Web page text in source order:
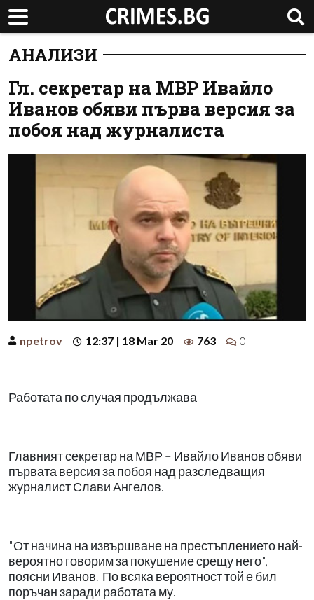
АНАЛИЗИ
Гл. секретар на МВР Ивайло
Иванов обяви първа версия за
побоя над журналиста
npetrov 12:37 | 18 Mar 20 763 0
Работата по случая продължава
Главният секретар на МВР – Ивайло Иванов обяви
първата версия за побоя над разследващия
журналист Слави Ангелов.
"От начина на извършване на престъплението най-
вероятно говорим за покушение срещу него",
поясни Иванов. По всяка вероятност той е бил
поръчан заради работата му.